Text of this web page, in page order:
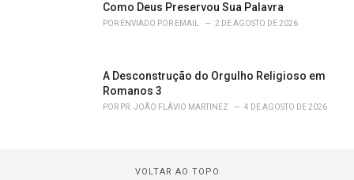
Como Deus Preservou Sua Palavra
POR ENVIADO POR EMAIL 2 DE AGOSTO DE 2026
A Desconstrução do Orgulho Religioso em
Romanos 3
POR PR. JOÃO FLÁVIO MARTINEZ 4 DE AGOSTO DE 2026
VOLTAR AO TOPO